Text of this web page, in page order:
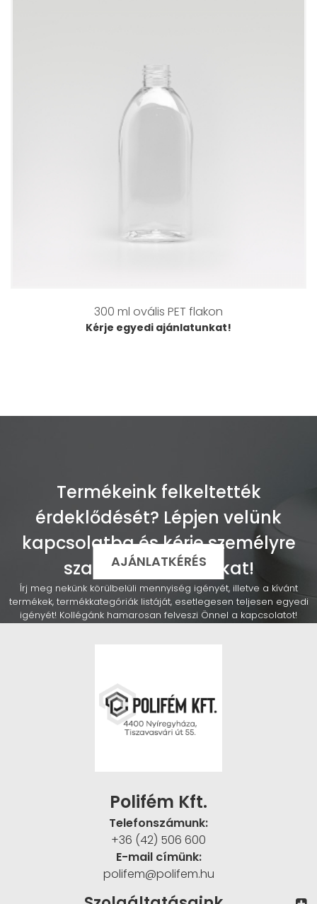
300 ml ovális PET flakon
Kérje egyedi ajánlatunkat!
Termékeink felkeltették
érdeklődését? Lépjen velünk
kapcsolatba és kérje személyre
szabott ajánlatunkat!
Írj meg nekünk körülbelüli mennyiség igényét, illetve a kívánt
termékek, termékkategóriák listáját, esetlegesen teljesen egyedi
igényét! Kollégánk hamarosan felveszi Önnel a kapcsolatot!
AJÁNLATKÉRÉS
Polifém Kft.
Telefonszámunk:
+36 (42) 506 600
E-mail címünk:
polifem@polifem.hu